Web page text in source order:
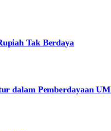
Tak Berdaya
dalam Pemberdayaan